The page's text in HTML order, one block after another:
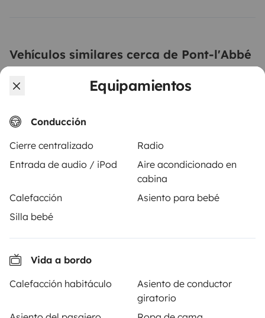
Equipamientos
Conducción
Cierre centralizado
Radio
Entrada de audio / iPod
Aire acondicionado en
cabina
Calefacción
Asiento para bebé
Silla bebé
Vida a bordo
Calefacción habitáculo
Asiento de conductor
giratorio
Vehículos similares cerca de Pont-l'Abbé
Plomeur
3 viajeros
Plonéour-Lanvern